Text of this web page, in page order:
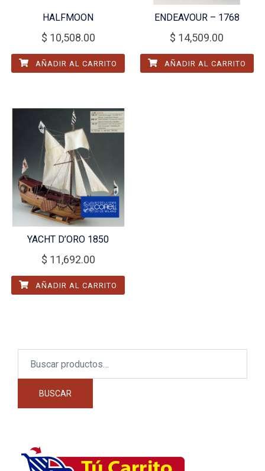
HALFMOON
$ 10,508.00
AÑADIR AL CARRITO
ENDEAVOUR – 1768
$ 14,509.00
AÑADIR AL CARRITO
YACHT D’ORO 1850
$ 11,692.00
AÑADIR AL CARRITO
BUSCAR